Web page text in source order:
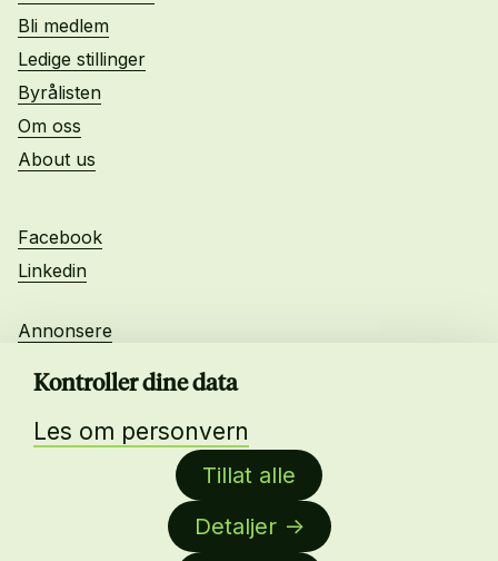
Kontroller dine data
Tillat alle
Detaljer
Les om personvern
Bli medlem
Ledige stillinger
Byrålisten
Om oss
About us
Facebook
Linkedin
Annonsere
Daglig leder:
Anne-Lise Mørch von der Fehr